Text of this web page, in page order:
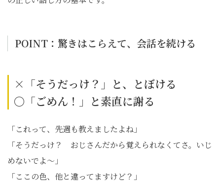
POINT：驚きはこらえて、会話を続ける
×「そうだっけ？」と、とぼける
〇「ごめん！」と素直に謝る
「これって、先週も教えましたよね」
「そうだっけ？ おじさんだから覚えられなくてさ。いじ
めないでよ〜」
「ここの色、他と違ってますけど？」